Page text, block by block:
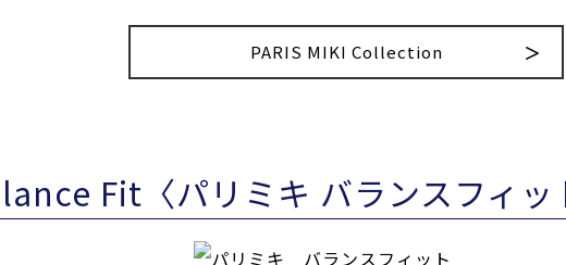
PARIS MIKI Collection
Fit〈パリミキ バランスフィッ